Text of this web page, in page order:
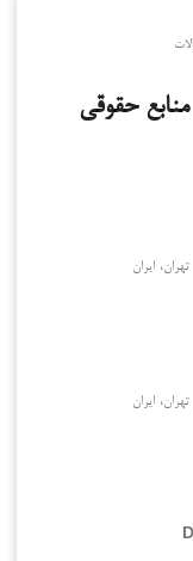
حقوقی
ایران
ایران